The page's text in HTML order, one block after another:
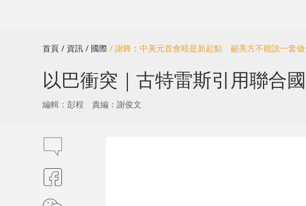
首頁 / 資訊 / 國際 / 謝鋒︰中美元首會晤是新起點 籲美方不能說一套做
以巴衝突｜古特雷斯引用聯合
編輯：彭程 責編：謝俊文